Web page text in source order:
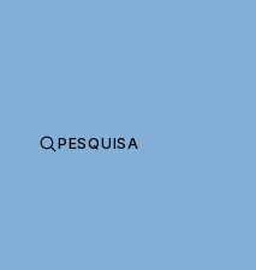
PESQUISA